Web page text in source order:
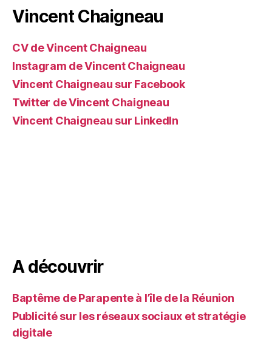
Vincent Chaigneau
CV de Vincent Chaigneau
Instagram de Vincent Chaigneau
Vincent Chaigneau sur Facebook
Twitter de Vincent Chaigneau
Vincent Chaigneau sur LinkedIn
A découvrir
Baptême de Parapente à l’île de la Réunion
Publicité sur les réseaux sociaux et stratégie
digitale